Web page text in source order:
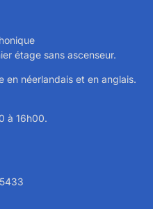
étage sans ascenseur.
en néerlandais et en anglais.
à 16h00.